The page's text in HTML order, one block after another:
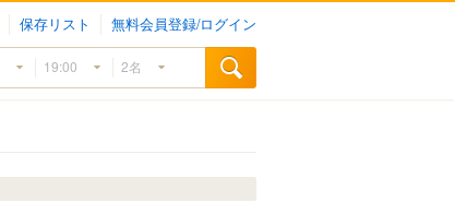
保存リスト 無料会員登録/ログイン